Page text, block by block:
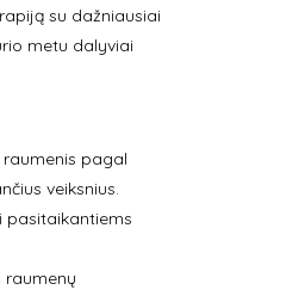
su dažniausiai
metu dalyviai
pagal
veiksnius.
pasitaikantiems
raumenų